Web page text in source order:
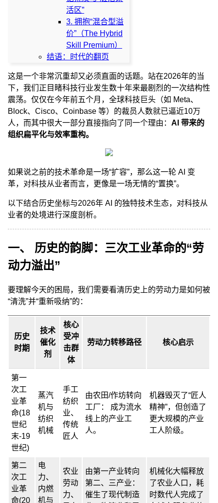
活区”
3. 拥抱“混合型溢
价”（The Hybrid
Skill Premium）
结语：时代的翻页
这是一个非常沉重却又必须直面的话题。站在2026年的当
下，我们正目睹科技行业发生数十年来最剧烈的一次结构性
震荡。仅仅在今年前五个月，全球科技巨头（如 Meta、
Block、Cisco、Coinbase 等）的裁员人数就已逼近10万
人，而其中很大一部分直接指向了同一个理由： AI 带来的
组织扁平化与效率重构。
如果说之前的技术革命是一场“扩容”，那么这一轮 AI 变
革，对科技从业者而言，更像是一场无情的“置换”。
以下结合历史坐标与2026年 AI 的独特技术生态，对科技从
业者的处境进行深度剖析。
一、 历史的韵脚：三次工业革命的“劳
动力溢出”
要理解今天的困局，我们需要看清历史上的劳动力是如何被
“清洗”并“重新吸纳”的：
历史
时期
技术
催化
剂
核心
受冲
击群
体
劳动力转移路径 核心启示
第一
次工
业革
命(18
世纪
末-19
世纪)
蒸汽
机与
纺织
机械
手工
纺织
业、
传统
匠人
由农田/作坊转向
工厂： 成为流水
线上的产业工
人。
机器毁灭了“匠人
精神”，但创造了
更大规模的产业
工人阶级。
第二
次工
业革
命(20
电
力、
内燃
机与
农业
劳动
力、
由第一产业转向
第二、三产业：
催生了现代制造
机械化大幅释放
了农业人口，耗
时数代人完成了